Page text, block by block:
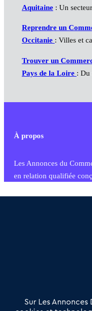
Aquitaine: Un
Reprendre un
Occitanie : Villes et
Trouver un
Pays de la Loire : Du
À propos
Les Annonces du
en relation qualifiée
commercial et les
Offres Pro
Actualités
Sur Les